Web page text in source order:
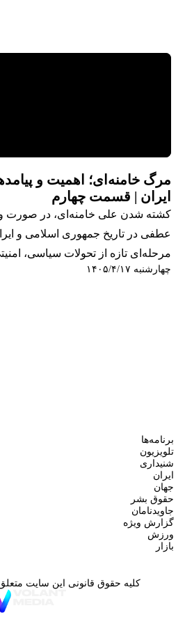
مرگ خامنه‌ای؛ اهمیت و
ایران | قسمت چهارم
کشته شدن علی خامنه‌ای، در صورت
عطفی در تاریخ جمهوری اسلامی و
مرحله‌ای تازه از تحولات سیاسی،
چهارشنبه ۱۴۰۵/۴/۱۷
برنامه‌ها
تلویزیون
شنیداری
ایران
جهان
حقوق بشر
جاویدنامان
گزارش ویژه
ورزش
بازار
کلیه حقوق قانونی این سایت